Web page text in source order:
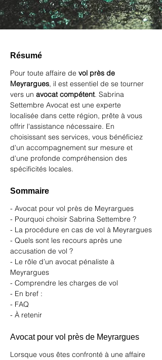
Résumé
Pour toute affaire de vol près de
Meyrargues, il est essentiel de se tourner
vers un avocat compétent. Sabrina
Settembre Avocat est une experte
localisée dans cette région, prête à vous
offrir l'assistance nécessaire. En
choisissant ses services, vous bénéficiez
d'un accompagnement sur mesure et
d'une profonde compréhension des
spécificités locales.
Sommaire
- Avocat pour vol près de Meyrargues
- Pourquoi choisir Sabrina Settembre ?
- La procédure en cas de vol à Meyrargues
- Quels sont les recours après une
accusation de vol ?
- Le rôle d’un avocat pénaliste à
Meyrargues
- Comprendre les charges de vol
- En bref :
- FAQ
- À retenir
Avocat pour vol près de Meyrargues
Lorsque vous êtes confronté à une affaire